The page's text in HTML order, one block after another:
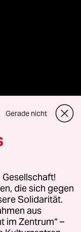
für Genehmigungen
Richtlinien
Gerade nicht
die sich gegen
Solidarität.
aus
im Zentrum“ –